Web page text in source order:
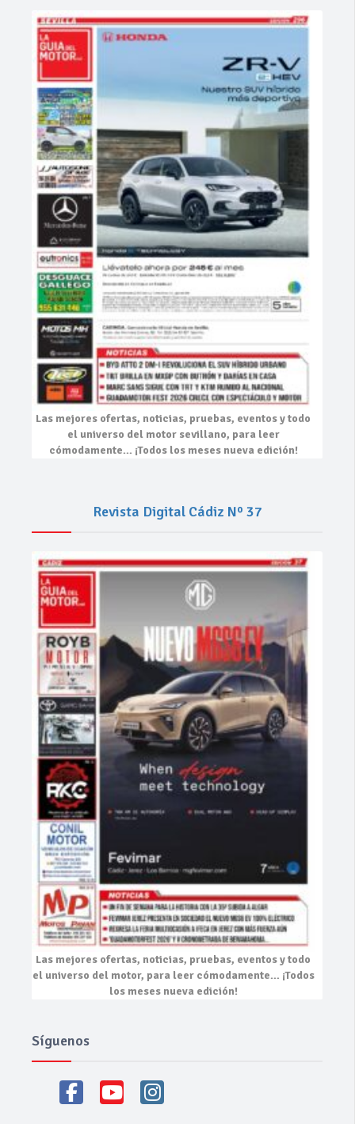
Las mejores ofertas, noticias, pruebas, eventosy todo
el universo del motor sevillano, para leer
cómodamente… ¡Todos los meses nueva edición!
Revista Digital Cádiz Nº 37
Las mejores ofertas, noticias, pruebas, eventosy todo
el universo del motor, para leer cómodamente… ¡Todos
los meses nueva edición!
Síguenos